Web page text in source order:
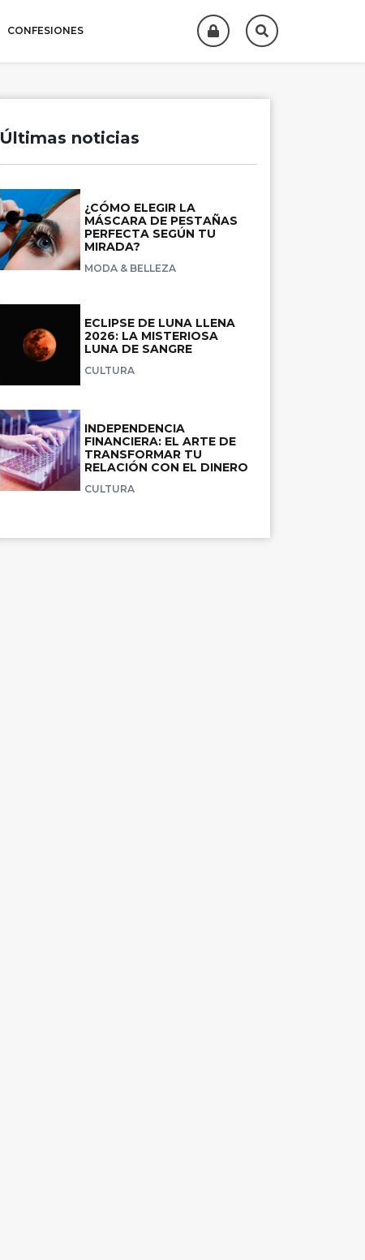
CONFESIONES
Últimas noticias
¿CÓMO ELEGIR LA
MÁSCARA DE PESTAÑAS
PERFECTA SEGÚN TU
MIRADA?
MODA & BELLEZA
ECLIPSE DE LUNA LLENA
2026: LA MISTERIOSA
LUNA DE SANGRE
CULTURA
INDEPENDENCIA
FINANCIERA: EL ARTE DE
TRANSFORMAR TU
RELACIÓN CON EL DINERO
CULTURA